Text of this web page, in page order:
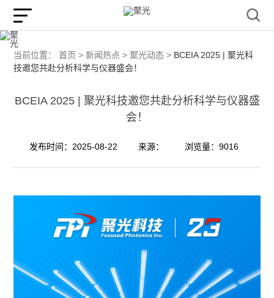
当前位置： 首页 > 新闻热点 > 聚光动态 > BCEIA 2025 | 聚光科
技邀您共赴分析科学与仪器盛会！
BCEIA 2025 | 聚光科技邀您共赴分析科学与仪器盛
会！
发布时间：2025-08-22 来源： 浏览量：9016